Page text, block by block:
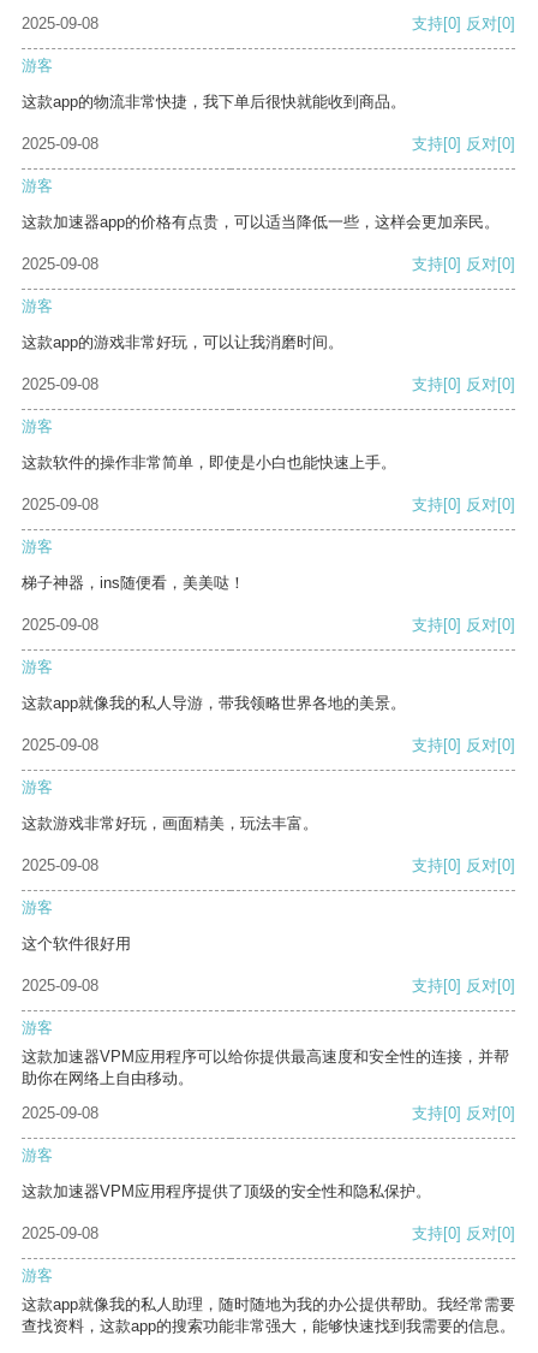
2025-09-08
支持[0] 反对[0]
游客
这款app的物流非常快捷，我下单后很快就能收到商品。
2025-09-08 支持[0] 反对[0]
游客
这款加速器app的价格有点贵，可以适当降低一些，这样会更加亲民。
2025-09-08 支持[0] 反对[0]
游客
这款app的游戏非常好玩，可以让我消磨时间。
2025-09-08 支持[0] 反对[0]
游客
这款软件的操作非常简单，即使是小白也能快速上手。
2025-09-08 支持[0] 反对[0]
游客
梯子神器，ins随便看，美美哒！
2025-09-08 支持[0] 反对[0]
游客
这款app就像我的私人导游，带我领略世界各地的美景。
2025-09-08 支持[0] 反对[0]
游客
这款游戏非常好玩，画面精美，玩法丰富。
2025-09-08 支持[0] 反对[0]
游客
这个软件很好用
2025-09-08 支持[0] 反对[0]
游客
这款加速器VPM应用程序可以给你提供最高速度和安全性的连接，并帮
助你在网络上自由移动。
2025-09-08
支持[0] 反对[0]
游客
这款加速器VPM应用程序提供了顶级的安全性和隐私保护。
2025-09-08 支持[0] 反对[0]
游客
这款app就像我的私人助理，随时随地为我的办公提供帮助。我经常需要
查找资料，这款app的搜索功能非常强大，能够快速找到我需要的信息。